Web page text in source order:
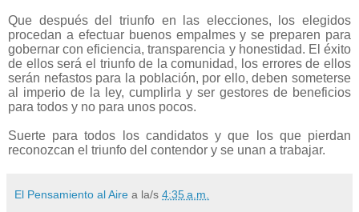
Que después del triunfo en las elecciones, los elegidos
procedan a efectuar buenos empalmes y se preparen para
gobernar con eficiencia, transparencia y honestidad. El éxito
de ellos será el triunfo de la comunidad, los errores de ellos
serán nefastos para la población, por ello, deben someterse
al imperio de la ley, cumplirla y ser gestores de beneficios
para todos y no para unos pocos.
Suerte para todos los candidatos y que los que pierdan
reconozcan el triunfo del contendor y se unan a trabajar.
El Pensamiento al Aire a la/s 4:35 a.m.